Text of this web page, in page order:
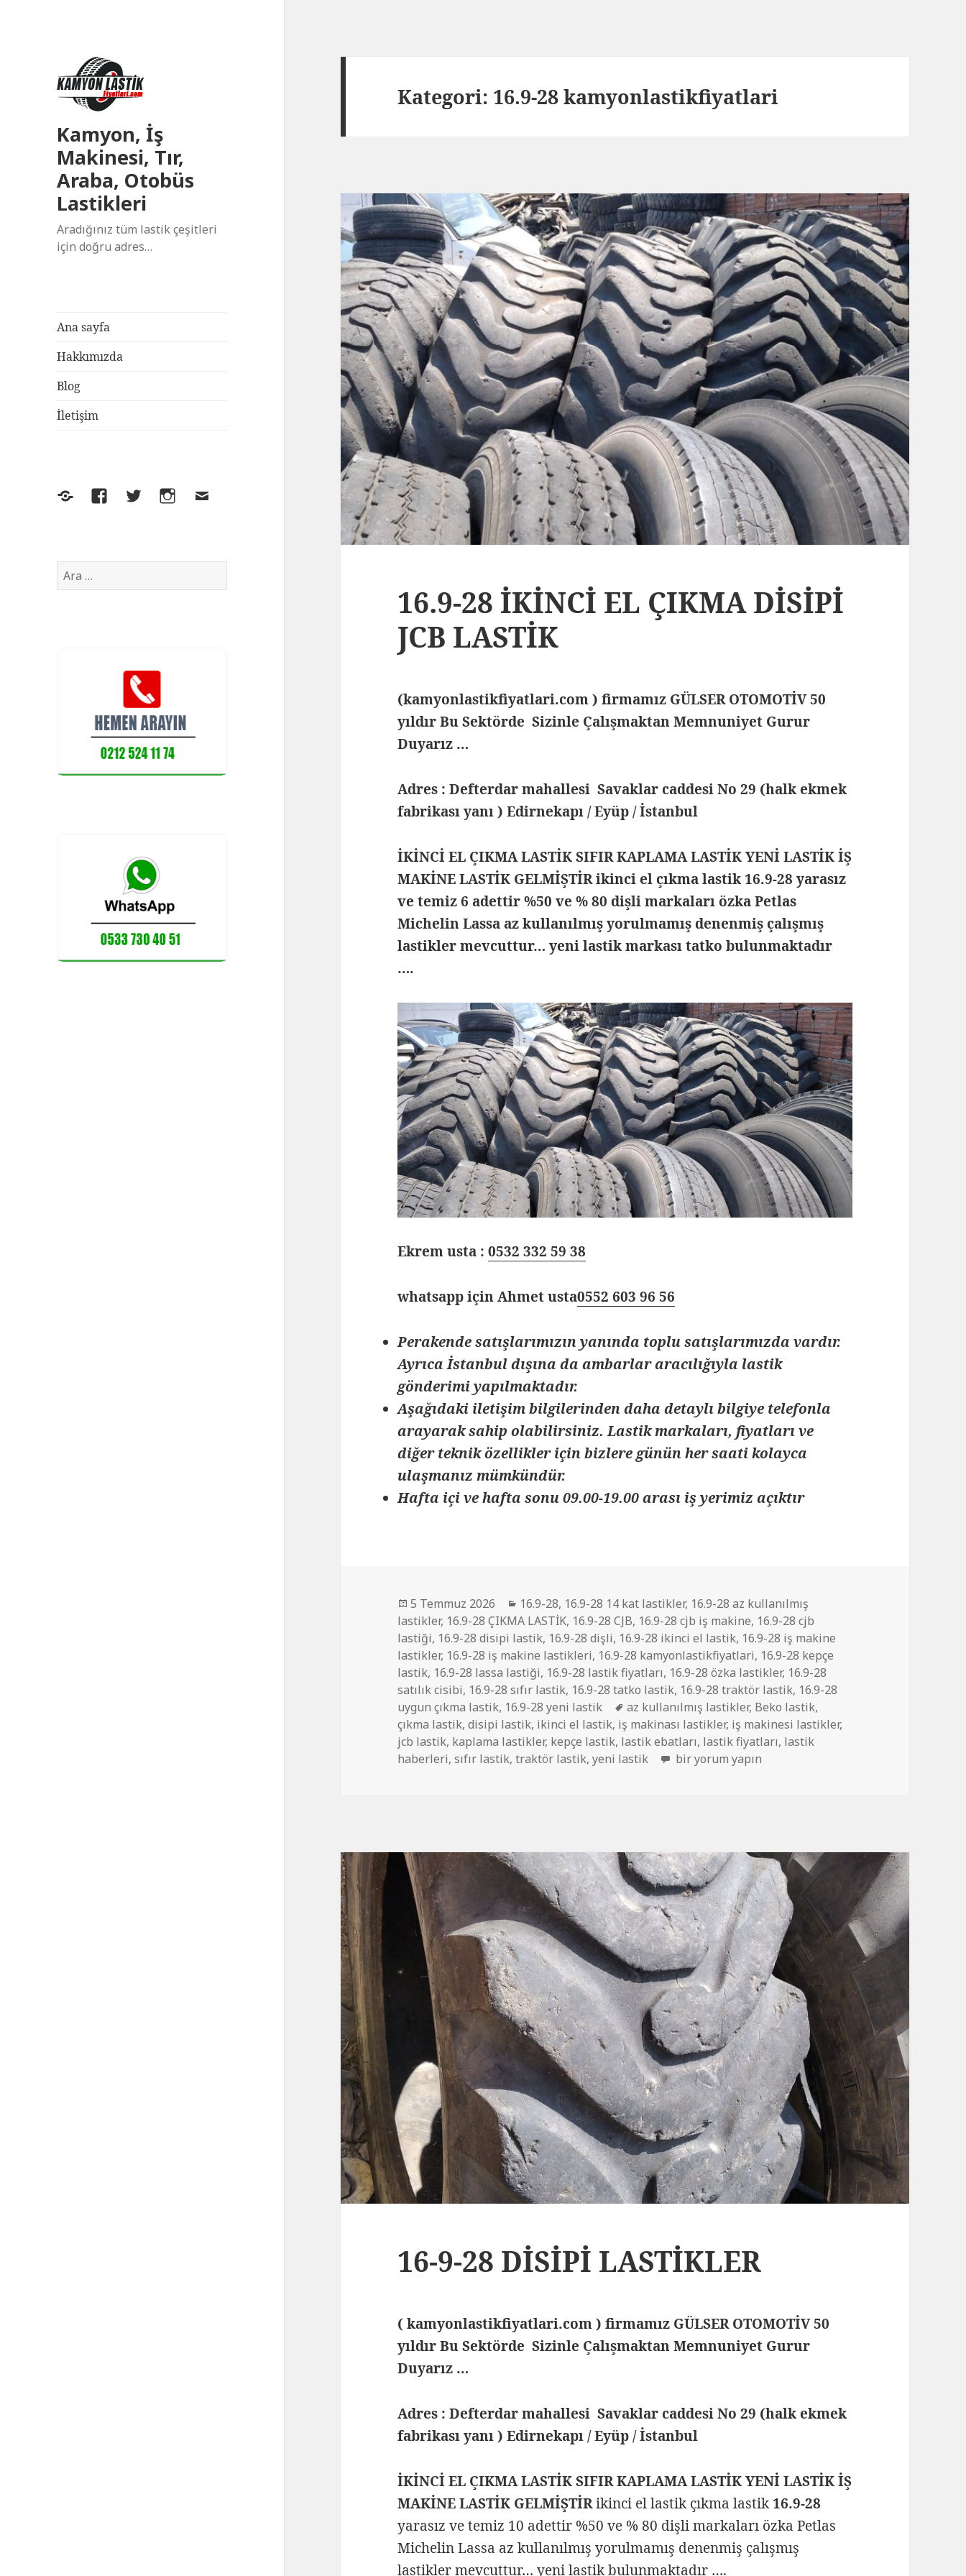
Kamyon, İş
Makinesi, Tır,
Araba, Otobüs
Lastikleri
Aradığınız tüm lastik çeşitleri
için doğru adres…
Ana sayfa
Hakkımızda
Blog
İletişim
Yelp FacebookTwitterInstagram
E-
Arama:
Kategori: 16.9-28 kamyonlastikfiyatlari
16.9-28 İKİNCİ EL ÇIKMA DİSİPİ
JCB LASTİK
(kamyonlastikfiyatlari.com ) firmamız GÜLSER OTOMOTİV 50
yıldır Bu Sektörde Sizinle Çalışmaktan Memnuniyet Gurur
Duyarız …
Adres : Defterdar mahallesi Savaklar caddesi No 29 (halk ekmek
fabrikası yanı ) Edirnekapı / Eyüp / İstanbul
İKİNCİ EL ÇIKMA LASTİK SIFIR KAPLAMA LASTİK YENİ LASTİK İŞ
MAKİNE LASTİK GELMİŞTİR ikinci el çıkma lastik 16.9-28 yarasız
ve temiz 6 adettir %50 ve % 80 dişli markaları özka Petlas
Michelin Lassa az kullanılmış yorulmamış denenmiş çalışmış
lastikler mevcuttur… yeni lastik markası tatko bulunmaktadır
….
Ekrem usta :0532 332 59 38
whatsapp için Ahmet usta0552 603 96 56
Perakende satışlarımızın yanında toplu satışlarımızda vardır.
Ayrıca İstanbul dışına da ambarlar aracılığıyla lastik
gönderimi yapılmaktadır.
Aşağıdaki iletişim bilgilerinden daha detaylı bilgiye telefonla
arayarak sahip olabilirsiniz. Lastik markaları, fiyatları ve
diğer teknik özellikler için bizlere günün her saati kolayca
ulaşmanız mümkündür.
Hafta içi ve hafta sonu 09.00-19.00 arası iş yerimiz açıktır
Yayın
tarihi
5 Temmuz 2026 Kategoriler
16.9-28, 16.9-28 14 kat lastikler, 16.9-28 az kullanılmış
lastikler, 16.9-28 ÇIKMA LASTİK, 16.9-28 CJB, 16.9-28 cjb iş makine, 16.9-28 cjb
lastiği, 16.9-28 disipi lastik, 16.9-28 dişli, 16.9-28 ikinci el lastik, 16.9-28 iş makine
lastikler, 16.9-28 iş makine lastikleri, 16.9-28 kamyonlastikfiyatlari, 16.9-28 kepçe
lastik, 16.9-28 lassa lastiği, 16.9-28 lastik fiyatları, 16.9-28 özka lastikler, 16.9-28
satılık cisibi, 16.9-28 sıfır lastik, 16.9-28 tatko lastik, 16.9-28 traktör lastik, 16.9-28
uygun çıkma lastik, 16.9-28 yeni lastik Etiketler
az kullanılmış lastikler, Beko lastik,
çıkma lastik,disipi lastik, ikinci el lastik, iş makinası lastikler, iş makinesi lastikler,
jcb lastik, kaplama lastikler, kepçe lastik, lastik ebatları, lastik fiyatları, lastik
haberleri,sıfır lastik,traktör lastik,yeni lastik 16.9-28 İKİNCİ EL ÇIKMA DİSİPİ JCB LASTİK için
bir yorum yapın
16-9-28 DİSİPİ LASTİKLER
( kamyonlastikfiyatlari.com ) firmamız GÜLSER OTOMOTİV 50
yıldır Bu Sektörde Sizinle Çalışmaktan Memnuniyet Gurur
Duyarız …
Adres : Defterdar mahallesi Savaklar caddesi No 29 (halk ekmek
fabrikası yanı ) Edirnekapı / Eyüp / İstanbul
İKİNCİ EL ÇIKMA LASTİK SIFIR KAPLAMA LASTİK YENİ LASTİK İŞ
MAKİNE LASTİK GELMİŞTİRikinci el lastik çıkma lastik16.9-28
yarasız ve temiz 10 adettir %50 ve % 80 dişli markaları özka Petlas
Michelin Lassa az kullanılmış yorulmamış denenmiş çalışmış
lastikler mevcuttur… yeni lastik bulunmaktadır ….